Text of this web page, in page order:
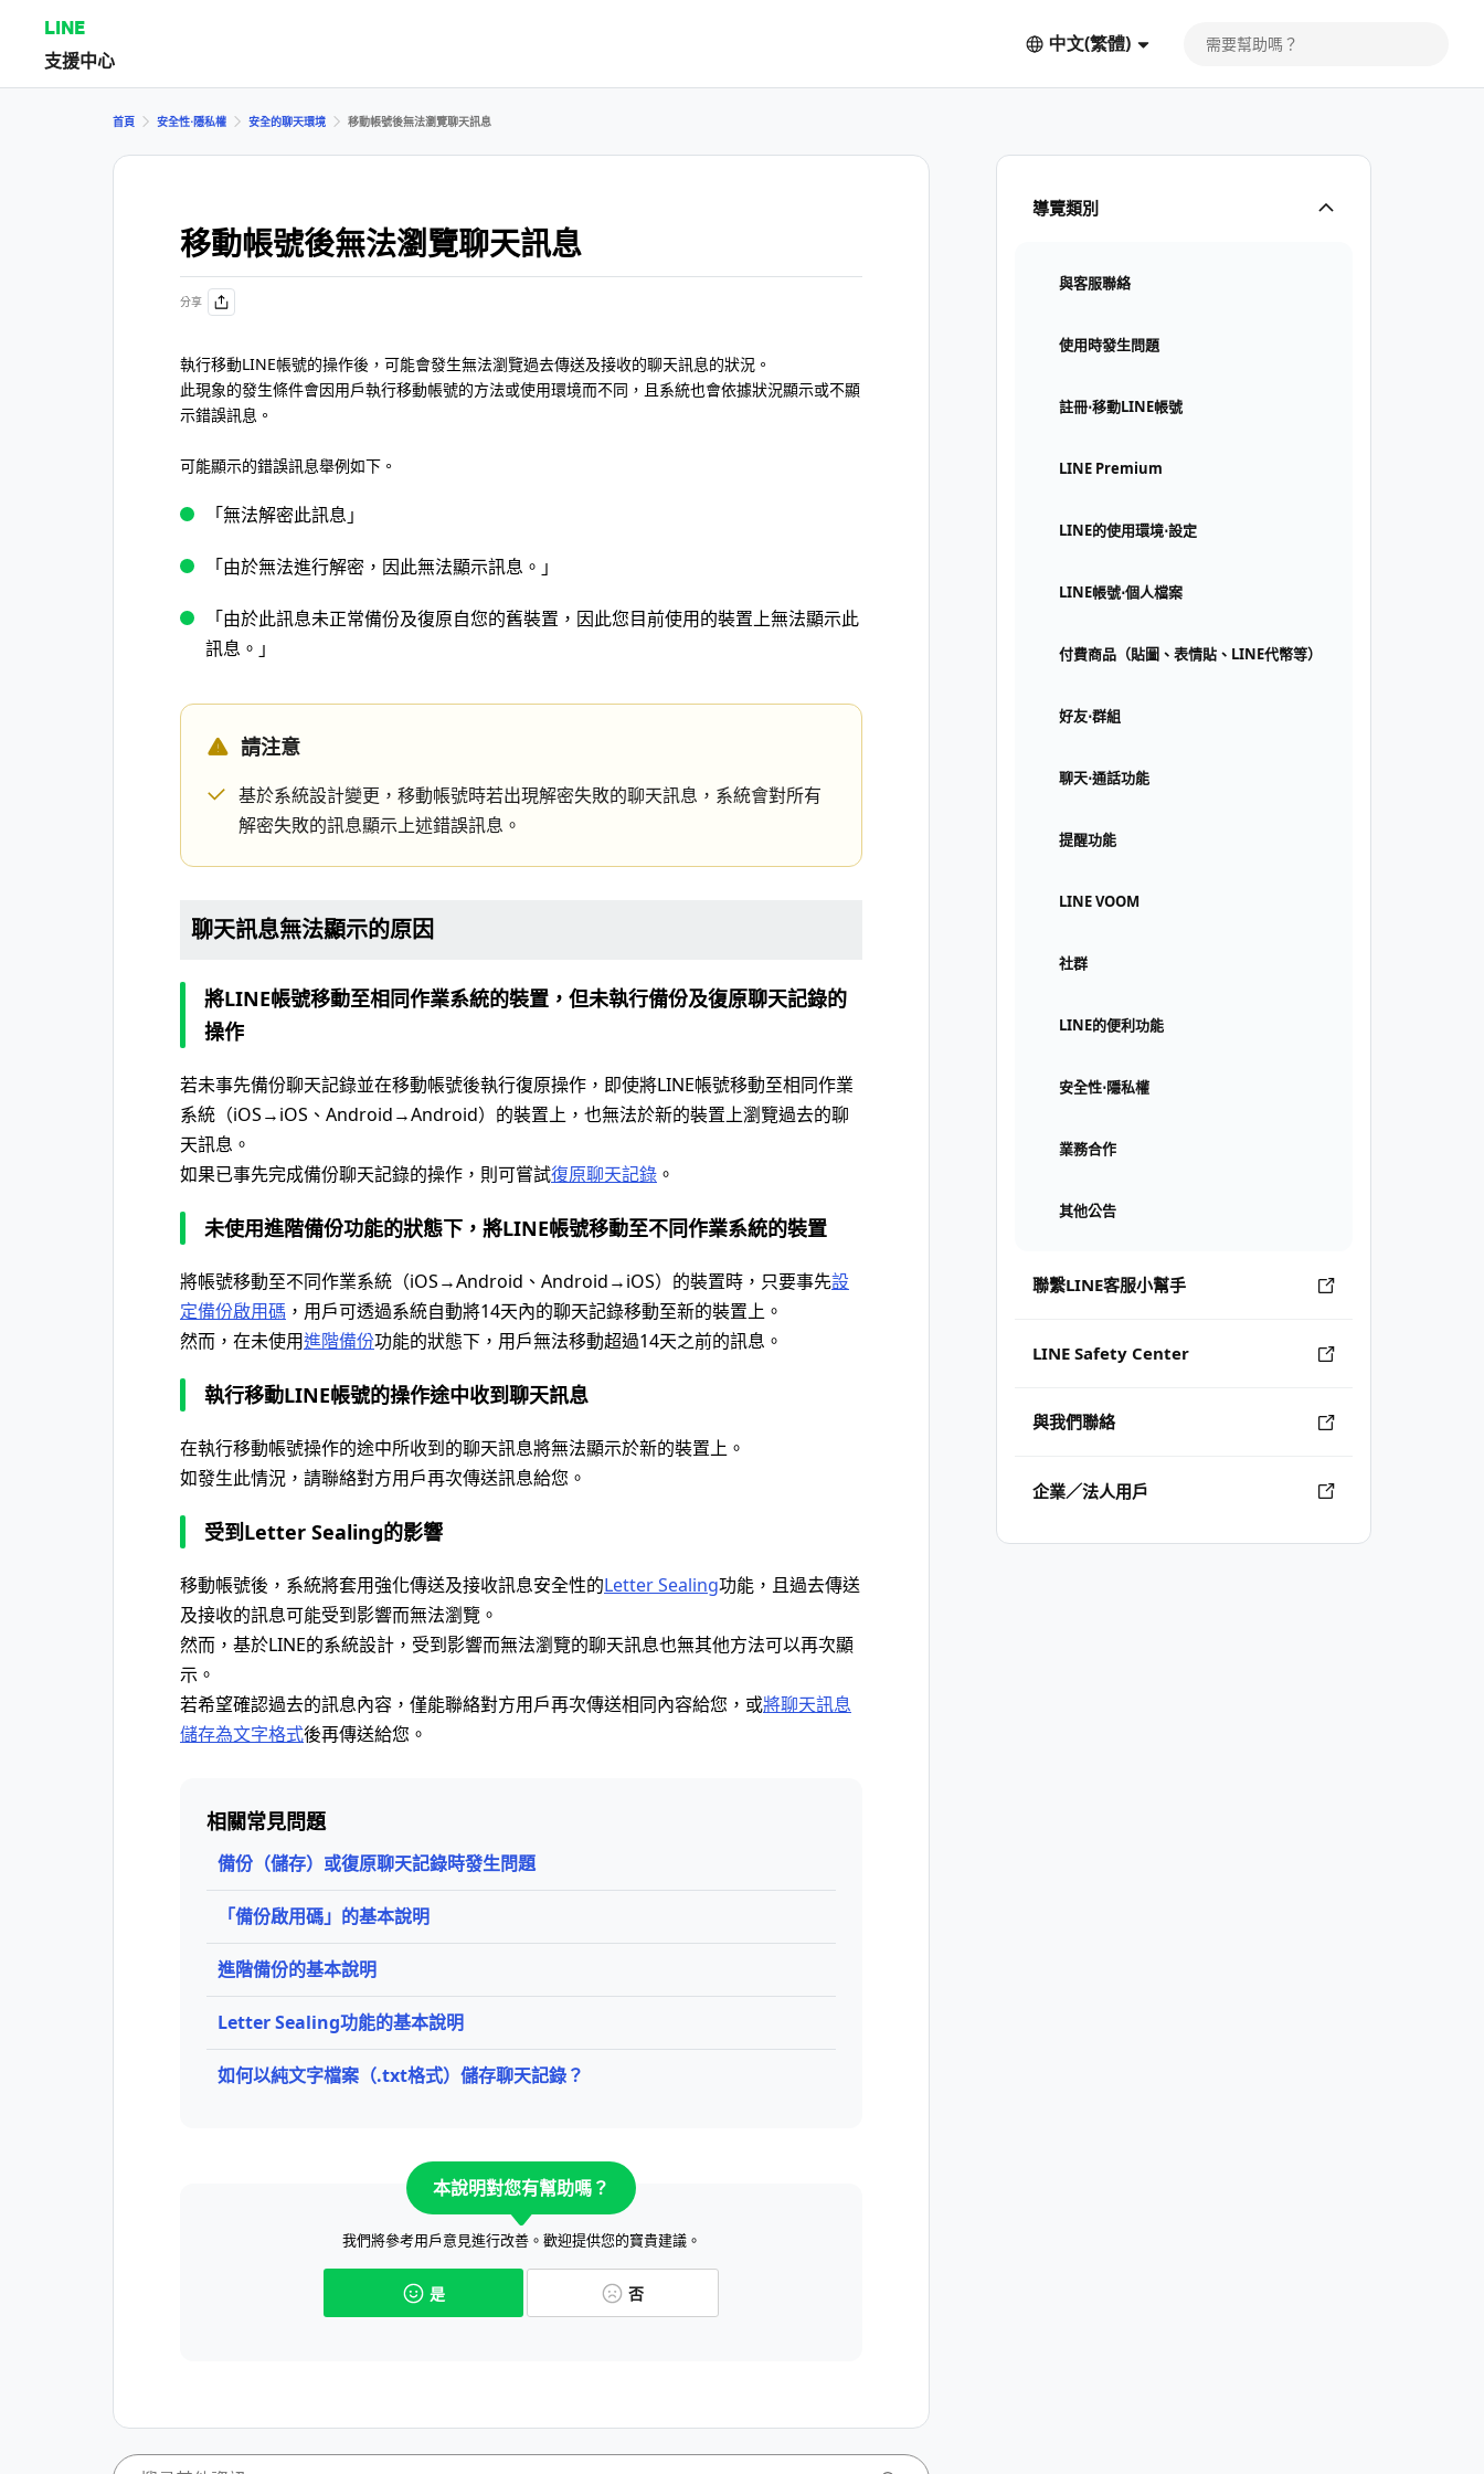
LINE
支援中心
中文(繁體)
導覽類別
與客服聯絡
使用時發生問題
註冊⋅移動LINE帳號
LINE Premium
LINE的使用環境⋅設定
LINE帳號⋅個人檔案
付費商品（貼圖、表情貼、LINE代幣等）
好友⋅群組
聊天⋅通話功能
提醒功能
LINE VOOM
社群
LINE的便利功能
安全性⋅隱私權
業務合作
其他公告
聯繫LINE客服小幫手
LINE Safety Center
與我們聯絡
企業／法人用戶
首頁 安全性⋅隱私權 安全的聊天環境 移動帳號後無法瀏覽聊天訊息
移動帳號後無法瀏覽聊天訊息
分享
執行移動LINE帳號的操作後，可能會發生無法瀏覽過去傳送及接收的聊天訊息的狀況。
此現象的發生條件會因用戶執行移動帳號的方法或使用環境而不同，且系統也會依據狀況顯示或不顯
示錯誤訊息。
可能顯示的錯誤訊息舉例如下。
「無法解密此訊息」
「由於無法進行解密，因此無法顯示訊息。」
「由於此訊息未正常備份及復原自您的舊裝置，因此您目前使用的裝置上無法顯示此
訊息。」
請注意
基於系統設計變更，移動帳號時若出現解密失敗的聊天訊息，系統會對所有
解密失敗的訊息顯示上述錯誤訊息。
聊天訊息無法顯示的原因
將LINE帳號移動至相同作業系統的裝置，但未執行備份及復原聊天記錄的
操作
若未事先備份聊天記錄並在移動帳號後執行復原操作，即使將LINE帳號移動至相同作業
系統（iOS→iOS、Android→Android）的裝置上，也無法於新的裝置上瀏覽過去的聊
天訊息。
如果已事先完成備份聊天記錄的操作，則可嘗試復原聊天記錄 。
未使用進階備份功能的狀態下，將LINE帳號移動至不同作業系統的裝置
將帳號移動至不同作業系統（iOS→Android、Android→iOS）的裝置時，只要事先設
定備份啟用碼 ，用戶可透過系統自動將14天內的聊天記錄移動至新的裝置上。
然而，在未使用進階備份功能的狀態下，用戶無法移動超過14天之前的訊息。
執行移動LINE帳號的操作途中收到聊天訊息
在執行移動帳號操作的途中所收到的聊天訊息將無法顯示於新的裝置上。
如發生此情況，請聯絡對方用戶再次傳送訊息給您。
受到Letter Sealing的影響
移動帳號後，系統將套用強化傳送及接收訊息安全性的Letter Sealing功能，且過去傳送
及接收的訊息可能受到影響而無法瀏覽。
然而，基於LINE的系統設計，受到影響而無法瀏覽的聊天訊息也無其他方法可以再次顯
示。
若希望確認過去的訊息內容，僅能聯絡對方用戶再次傳送相同內容給您，或將聊天訊息
儲存為文字格式後再傳送給您。
相關常見問題
備份（儲存）或復原聊天記錄時發生問題
「備份啟用碼」的基本說明
進階備份的基本說明
Letter Sealing功能的基本說明
如何以純文字檔案（.txt格式）儲存聊天記錄？
本說明對您有幫助嗎？
我們將參考用戶意見進行改善。歡迎提供您的寶貴建議。
是 否